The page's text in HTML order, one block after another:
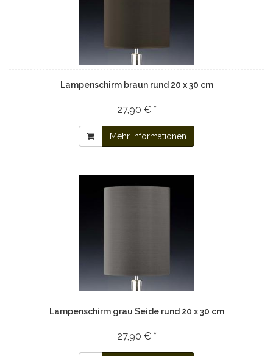
Lampenschirm braun rund 20 x 30 cm
27,90 € *
Mehr Informationen
Lampenschirm grau Seide rund 20 x 30 cm
27,90 € *